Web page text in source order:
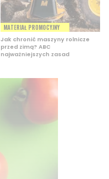
MATERIAŁ PROMOCYJNY
Jak chronić maszyny rolnicze
przed zimą? ABC
najważniejszych zasad